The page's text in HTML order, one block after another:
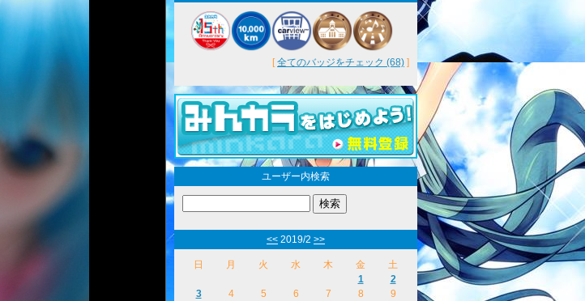
[全てのバッジをチェック (68) ]
ユーザー内検索
<< 2019/2 >>
日 月 火 水 木 金
土
1
2
3
4 5 6 7 8
9